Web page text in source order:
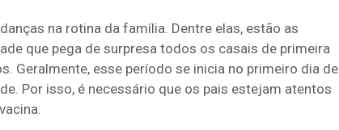
na rotina da família. Dentre elas, estão as
que pega de surpresa todos os casais de primeira
Geralmente, esse período se inicia no primeiro dia de
Por isso, é necessário que os pais estejam atentos